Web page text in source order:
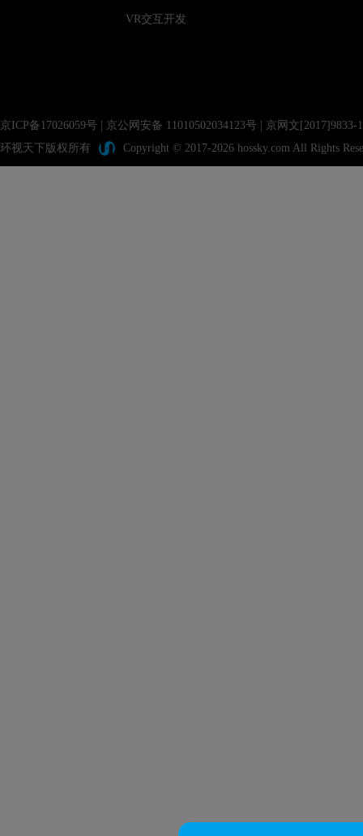
VR交互开发
京ICP备17026059号 京公网安备 11010502034123号 | 京网文
环视天下版权所有
Copyright © 2017-2026 hossky.com All Rights